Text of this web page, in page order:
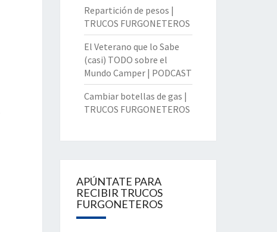
Repartición de pesos |
TRUCOS FURGONETEROS
El Veterano que lo Sabe
(casi) TODO sobre el
Mundo Camper | PODCAST
Cambiar botellas de gas |
TRUCOS FURGONETEROS
APÚNTATE PARA
RECIBIR TRUCOS
FURGONETEROS